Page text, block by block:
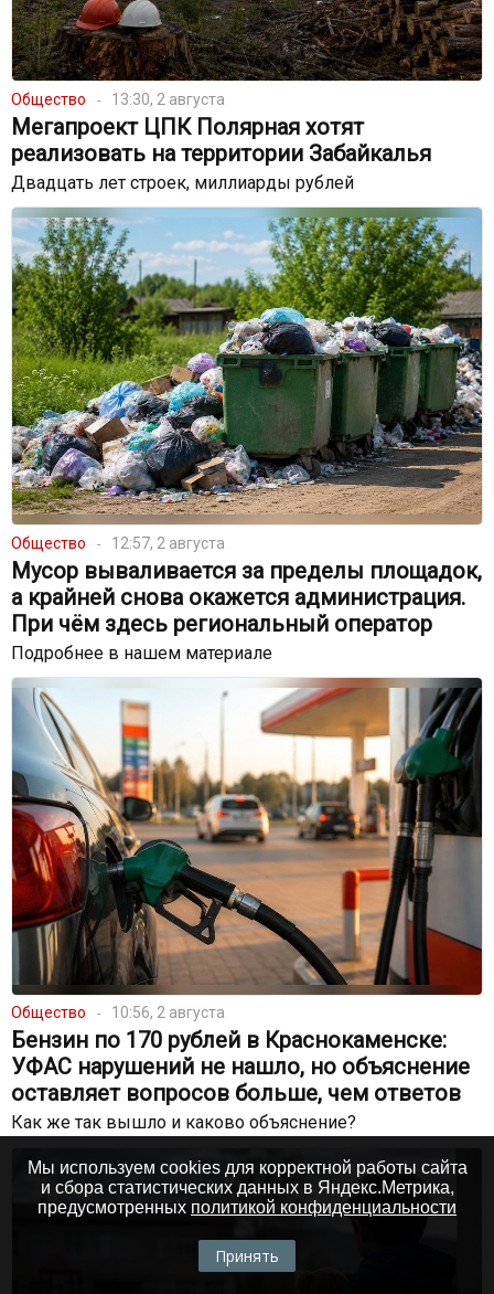
Общество 13:30, 2 августа
Мегапроект ЦПК Полярная хотят
реализовать на территории Забайкалья
Двадцать лет строек, миллиарды рублей
Общество 12:57, 2 августа
Мусор вываливается за пределы площадок,
а крайней снова окажется администрация.
При чём здесь региональный оператор
Подробнее в нашем материале
Общество 10:56, 2 августа
Бензин по 170 рублей в Краснокаменске:
УФАС нарушений не нашло, но объяснение
оставляет вопросов больше, чем ответов
Как же так вышло и каково объяснение?
Мы используем cookies для корректной работы сайта
и сбора статистических данных в Яндекс.Метрика,
предусмотренных политикой конфиденциальности
Принять